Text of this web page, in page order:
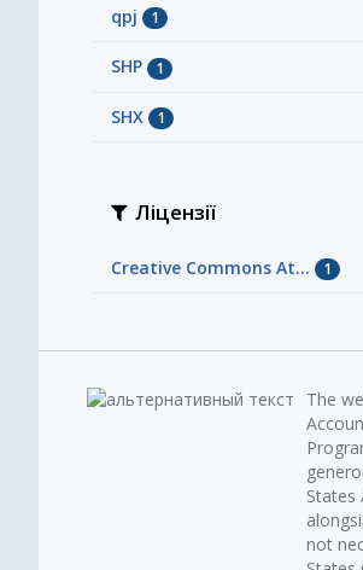
qpj 1
SHP 1
SHX 1
Ліцензії
Creative Commons At... 1
The
States
not